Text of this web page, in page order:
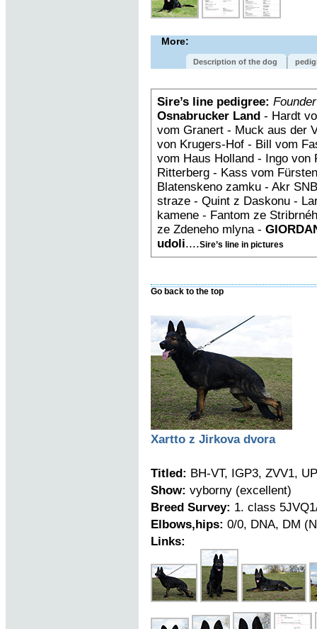
More:
Description of the dog
Sire’s line pedigree: Founder
Osnabrucker Land - Hardt
vom Granert - Muck aus der
von Krugers-Hof - Bill vom
vom Haus Holland - Ingo von
Ritterberg - Kass vom
Blatenskeno zamku - Akr
straze - Quint z Daskonu -
kamene - Fantom ze
ze Zdeneho mlyna -
udoli....Sire’s line in pictures
Go back to the top
Xartto z Jirkova dvora
Titled: BH-VT, IGP3, ZVV1,
Show: vyborny (excellent)
Breed Survey: 1. class
Elbows,hips: 0/0, DNA, DM
Links: